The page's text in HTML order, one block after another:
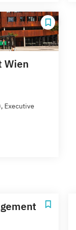
Wien
Executive